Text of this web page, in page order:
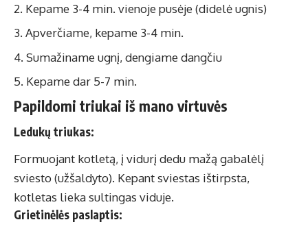
Kepame 3-4 min. vienoje pusėje (didelė ugnis)
Apverčiame, kepame 3-4 min.
Sumažiname ugnį, dengiame dangčiu
Kepame dar 5-7 min.
Papildomi triukai iš mano virtuvės
Ledukų triukas:
Formuojant kotletą, į vidurį dedu mažą gabalėlį
sviesto (užšaldyto). Kepant sviestas ištirpsta,
kotletas lieka sultingas viduje.
Grietinėlės paslaptis: